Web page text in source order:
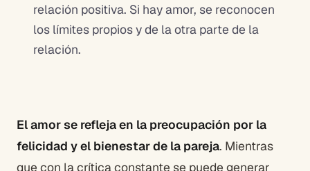
relación positiva. Si hay amor, se reconocen
los límites propios y de la otra parte de la
relación.
El amor se refleja en la preocupación por la
felicidad y el bienestar de la pareja. Mientras
que con la crítica constante se puede generar